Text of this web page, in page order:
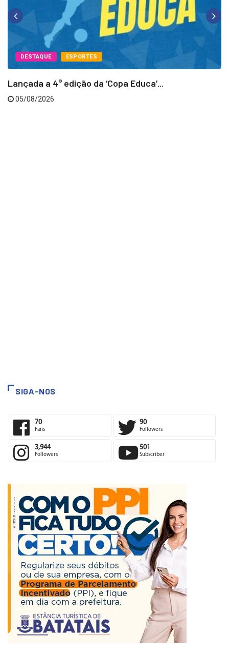
DESTAQUE ESPORTES
Lançada a 4° edição da ‘Copa Educa’...
05/08/2026
SIGA-NOS
70 90
3,944 501